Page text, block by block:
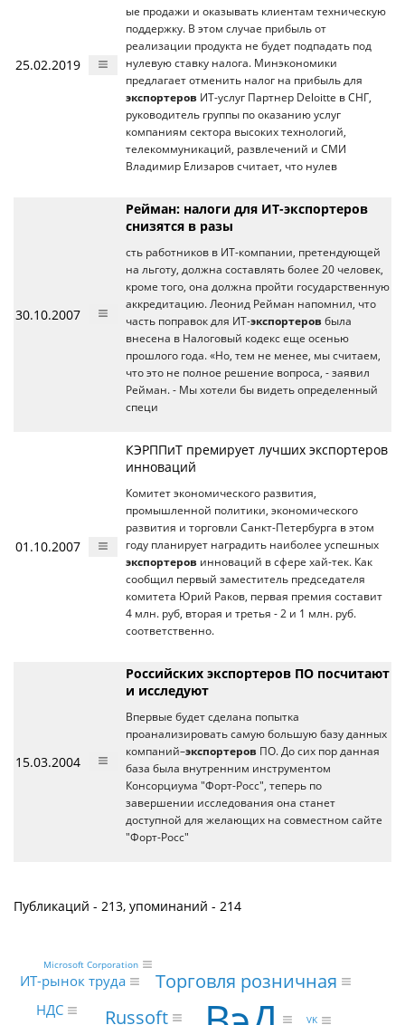
25.02.2019
ые продажи и оказывать клиентам техническую
поддержку. В этом случае прибыль от
реализации продукта не будет подпадать под
нулевую ставку налога. Минэкономики
предлагает отменить налог на прибыль для
экспортеров ИТ-услуг Партнер Deloitte в СНГ,
руководитель группы по оказанию услуг
компаниям сектора высоких технологий,
телекоммуникаций, развлечений и СМИ
Владимир Елизаров считает, что нулев
30.10.2007
Рейман: налоги для ИТ-экспортеров
снизятся в разы
сть работников в ИТ-компании, претендующей
на льготу, должна составлять более 20 человек,
кроме того, она должна пройти государственную
аккредитацию. Леонид Рейман напомнил, что
часть поправок для ИТ-экспортеров была
внесена в Налоговый кодекс еще осенью
прошлого года. «Но, тем не менее, мы считаем,
что это не полное решение вопроса, - заявил
Рейман. - Мы хотели бы видеть определенный
специ
01.10.2007
КЭРППиТ премирует лучших экспортеров
инноваций
Комитет экономического развития,
промышленной политики, экономического
развития и торговли Санкт-Петербурга в этом
году планирует наградить наиболее успешных
экспортеров инноваций в сфере хай-тек. Как
сообщил первый заместитель председателя
комитета Юрий Раков, первая премия составит
4 млн. руб, вторая и третья - 2 и 1 млн. руб.
соответственно.
15.03.2004
Российских экспортеров ПО посчитают
и исследуют
Впервые будет сделана попытка
проанализировать самую большую базу данных
компаний–экспортеров ПО. До сих пор данная
база была внутренним инструментом
Консорциума "Форт-Росс", теперь по
завершении исследования она станет
доступной для желающих на совместном сайте
"Форт-Росс"
Публикаций - 213, упоминаний - 214
Russoft
Торговля розничная
ИТ-рынок труда
НДС
Microsoft Corporation
VK